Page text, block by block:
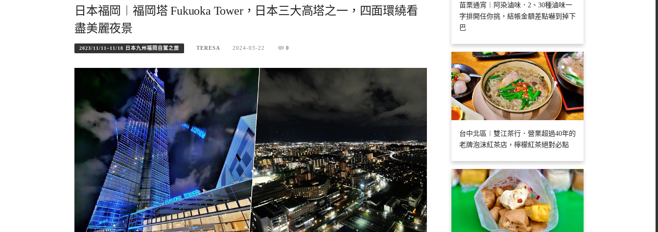
日本福岡︱福岡塔 Fukuoka Tower，日本三大高塔之一，四面環繞看
盡美麗夜景
2023/11/11~11/18 日本九州福岡自駕之旅 TERESA 2024-03-22 0
苗栗通宵︱阿染滷味．2、30種滷味一
字排開任你挑，結帳金額差點嚇到掉下
巴
台中北區︱雙江茶行．營業超過40年的
老牌泡沫紅茶店，檸檬紅茶絕對必點